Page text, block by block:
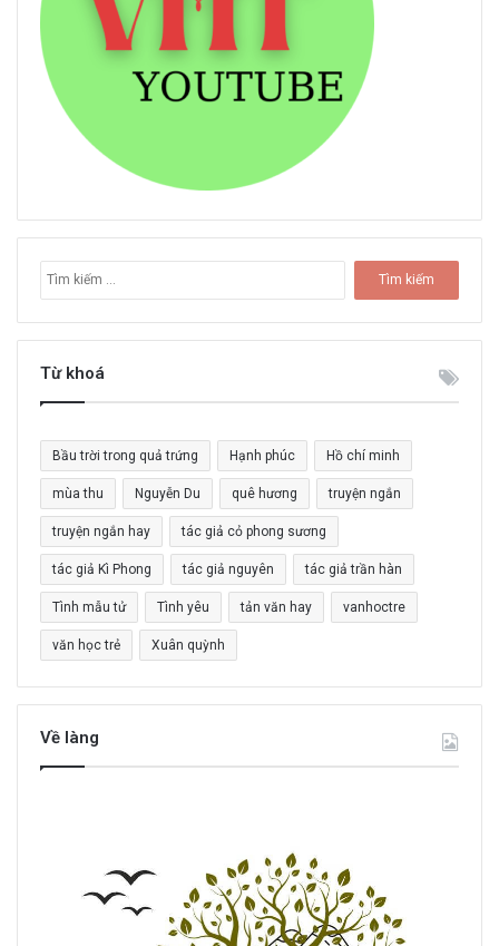
m
k
h
o
:
Từ khoá
Bầu trời trong quả trứng Hạnh phúc Hồ chí minh
mùa thu Nguyễn Du quê hương truyện ngắn
truyện ngắn hay tác giả cỏ phong sương
tác giả Kì Phong tác giả nguyên tác giả trần hàn
Tình mẫu tử Tình yêu tản văn hay vanhoctre
văn học trẻ Xuân quỳnh
Về làng